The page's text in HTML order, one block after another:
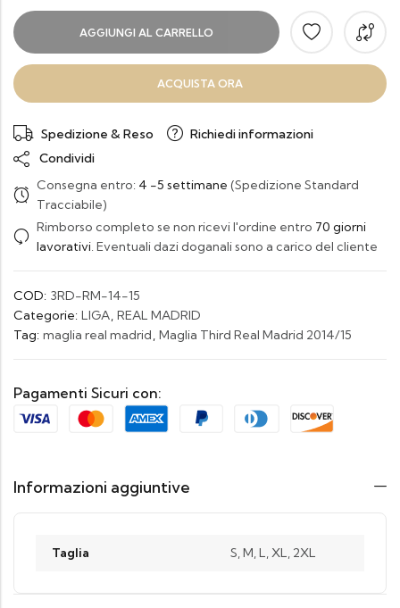
AGGIUNGI AL CARRELLO
ACQUISTA ORA
Spedizione & Reso
Richiedi informazioni
Condividi
Consegna entro: 4 -5 settimane (Spedizione Standard
Tracciabile)
Rimborso completo se non ricevi l'ordine entro 70 giorni
lavorativi. Eventuali dazi doganali sono a carico del cliente
COD: 3RD-RM-14-15
Categorie: LIGA, REAL MADRID
Tag: maglia real madrid, Maglia Third Real Madrid 2014/15
Pagamenti Sicuri con:
Informazioni aggiuntive
Taglia S, M, L, XL, 2XL